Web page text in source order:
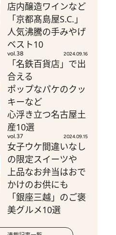
店内醸造ワインなど
「京都髙島屋S.C.」
人気沸騰の手みやげ
ベスト10
vol.38 2024.09.16
「名鉄百貨店」で出
合える
ポップなパケのクッ
キーなど
心浮き立つ名古屋土
産10選
vol.37 2024.09.15
女子ウケ間違いなし
の限定スイーツや
上品なお弁当はおで
かけのお供にも
「銀座三越」のご褒
美グルメ10選